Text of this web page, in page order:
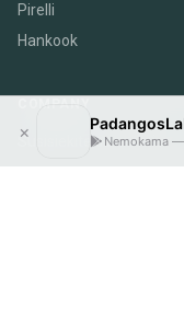
Pirelli
Hankook
Susisiekite su mumis
× Nemokama